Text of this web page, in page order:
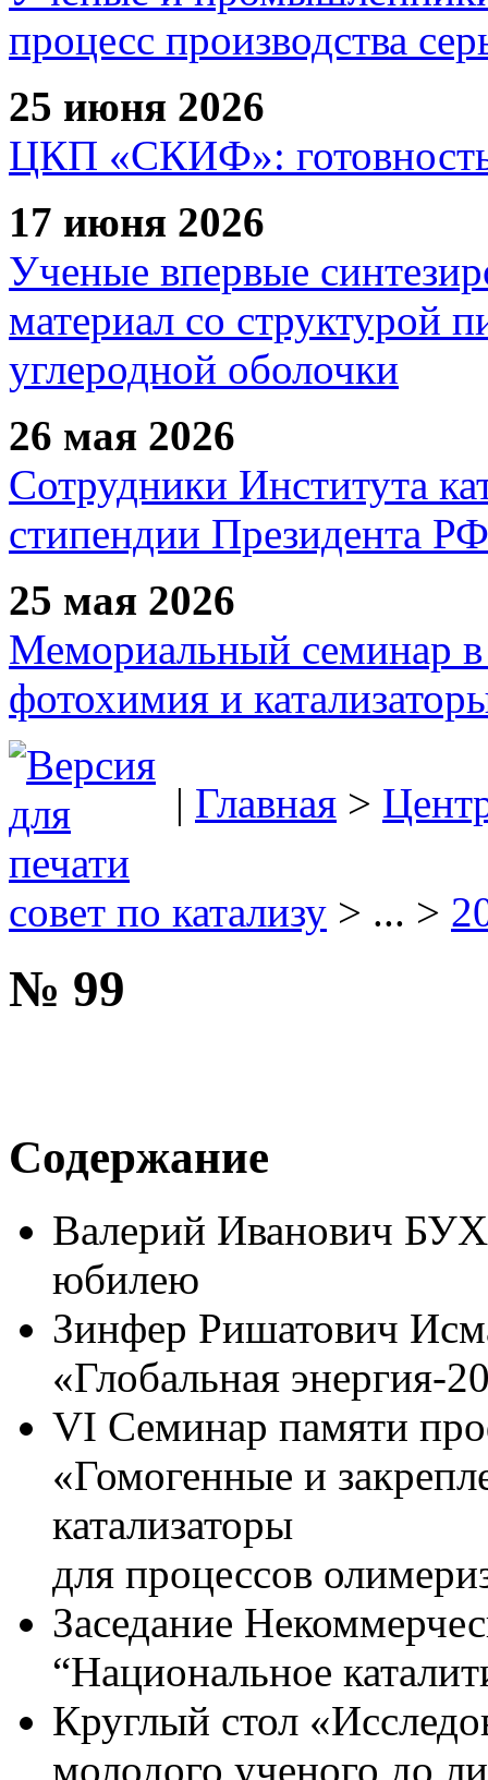
процесс производства
25 июня 2026
ЦКП «СКИФ»: готовность
17 июня 2026
Ученые впервые
материал со структурой
углеродной оболочки
26 мая 2026
Сотрудники Института
стипендии Президента РФ
25 мая 2026
Мемориальный семинар в
фотохимия и
| Главная >
совет по катализу > ... >
№ 99
Содержание
Валерий Иванович
юбилею
Зинфер Ришатович
«Глобальная энергия-
VI Семинар памяти
«Гомогенные и
катализаторы
для процессов
Заседание
“Национальное
Круглый стол
молодого ученого до